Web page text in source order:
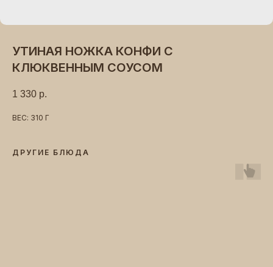
УТИНАЯ НОЖКА КОНФИ С
КЛЮКВЕННЫМ СОУСОМ
1 330 р.
ВЕС: 310 Г
ДРУГИЕ БЛЮДА